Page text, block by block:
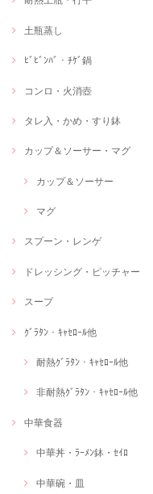
土瓶蒸し
ﾋﾞﾋﾞﾝﾊﾞ・ﾁｹﾞ鍋
コンロ・火消壺
タレ入・かめ・すり鉢
カップ＆ソーサー・マグ
カップ＆ソーサー
マグ
スプーン・レンゲ
ドレッシング・ピッチャー
スープ
ｸﾞﾗﾀﾝ・ｷｬｾﾛｰﾙ他
耐熱ｸﾞﾗﾀﾝ・ｷｬｾﾛｰﾙ他
非耐熱ｸﾞﾗﾀﾝ・ｷｬｾﾛｰﾙ他
中華食器
中華丼・ﾗｰﾒﾝ鉢・ｾｲﾛ
中華碗・皿